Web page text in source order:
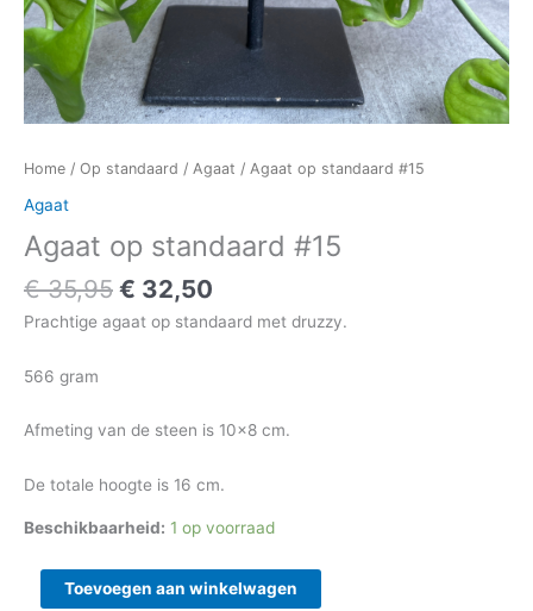
Home / Op standaard / Agaat / Agaat op standaard #15
Agaat
Agaat op standaard #15
€35,95 € 32,50
Prachtige agaat op standaard met druzzy.
566 gram
Afmeting van de steen is 10×8 cm.
De totale hoogte is 16 cm.
Beschikbaarheid: 1 op voorraad
Toevoegen aan winkelwagen